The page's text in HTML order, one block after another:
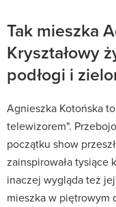
Tak mieszka
Kryształowy
podłogi i
Agnieszka Kotońska
telewizorem".
początku show
zainspirowała tysiące
inaczej wygląda też
mieszka w piętrowym